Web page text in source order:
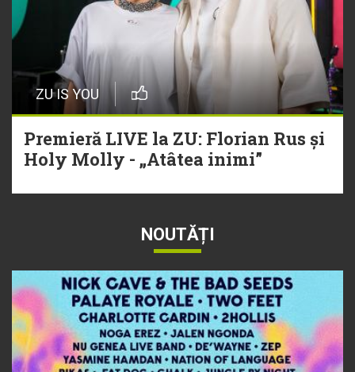
ZU IS YOU
Premieră LIVE la ZU: Florian Rus și
Holy Molly - „Atâtea inimi”
NOUTĂȚI